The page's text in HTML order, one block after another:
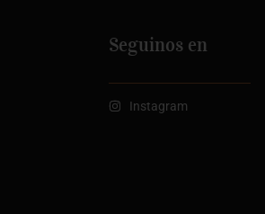
Seguinos en
Instagram